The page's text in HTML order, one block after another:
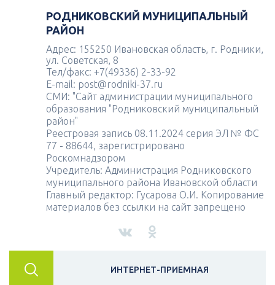
РОДНИКОВСКИЙ МУНИЦИПАЛЬНЫЙ
РАЙОН
Адрес: 155250 Ивановская область, г. Родники,
ул. Советская, 8
Тел/факс: +7(49336) 2-33-92
E-mail: post@rodniki-37.ru
СМИ: "Сайт администрации муниципального
образования "Родниковский муниципальный
район"
Реестровая запись 08.11.2024 серия ЭЛ № ФС
77 - 88644, зарегистрировано
Роскомнадзором
Учредитель: Администрация Родниковского
муниципального района Ивановской области
Главный редактор: Гусарова О.И. Копирование
материалов без ссылки на сайт запрещено
ИНТЕРНЕТ-ПРИЕМНАЯ